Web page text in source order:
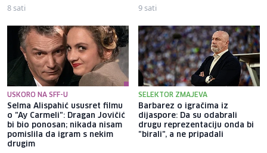
8 sati 9 sati
USKORO NA SFF-U
Selma Alispahić ususret filmu
o "Ay Carmeli": Dragan Jovičić
bi bio ponosan; nikada nisam
pomislila da igram s nekim
drugim
SELEKTOR ZMAJEVA
Barbarez o igračima iz
dijaspore: Da su odabrali
drugu reprezentaciju onda bi
"birali", a ne pripadali